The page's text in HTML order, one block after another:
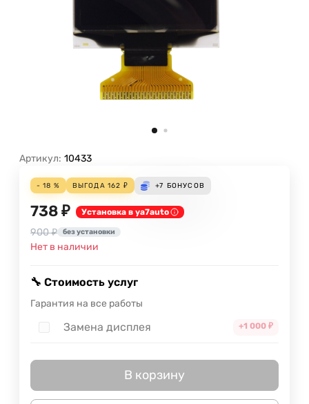
Артикул: 10433
- 18 % ВЫГОДА 162 ₽ +7 БОНУСОВ
738 ₽ Установка в ya7auto
900 ₽ без установки
Нет в наличии
🔧 Стоимость услуг
Гарантия на все работы
Замена дисплея +1 000₽
В корзину